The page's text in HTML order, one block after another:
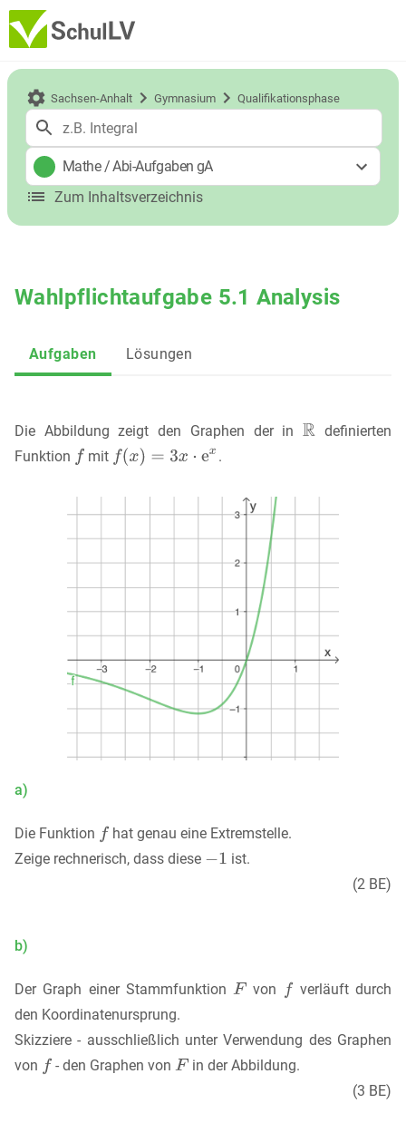
Sachsen-Anhalt Gymnasium Qualifikationsphase
Mathe/Abi-Aufgaben gA
Zum Inhaltsverzeichnis
Wahlpflichtaufgabe 5.1 Analysis
Aufgaben Lösungen
Die Abbildung zeigt den Graphen der in
definierten
Funktion
mit .
a)
Die Funktion
hat genau eine Extremstelle.
Zeige rechnerisch, dass diese
ist.
(2 BE)
b)
Der Graph einer Stammfunktion von
verläuft durch
den Koordinatenursprung.
Skizziere - ausschließlich unter Verwendung des Graphen
von
- den Graphen von
in der Abbildung.
(3 BE)